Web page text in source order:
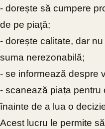
- dorește să cumpere
de pe piață;
- dorește calitate, dar
suma nerezonabilă;
- se informează despre
- scanează piața pentru
înainte de a lua o
Acest lucru le permite